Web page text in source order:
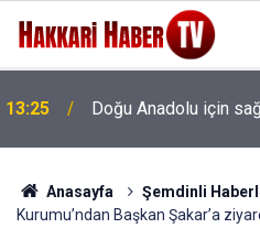
13:25 Doğu Anadolu için
Anasayfa Şemdinli
Kurumu’ndan Başkan Şakar’a